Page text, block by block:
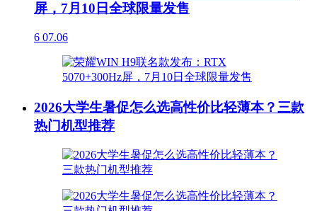
屏，7月10日全球限量发售
6 07.06
2026大学生暑促怎么选高性价比轻薄本？三款
热门机型推荐